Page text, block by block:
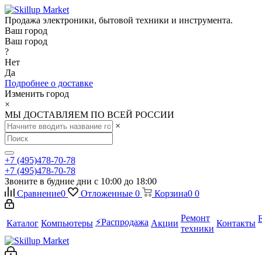
Продажа электроники, бытовой техники и инструмента.
Ваш город
Ваш город
?
Нет
Да
Подробнее о доставке
Изменить город
×
МЫ ДОСТАВЛЯЕМ ПО ВСЕЙ РОССИИ
×
+7 (495)478-70-78
+7 (495)478-70-78
Звоните в будние дни с 10:00 до 18:00
Сравнение0 Отложенные 0 Корзина0 0
Каталог Компьютеры ⚡️Распродажа Акции
Ремонт
техники
Контакты